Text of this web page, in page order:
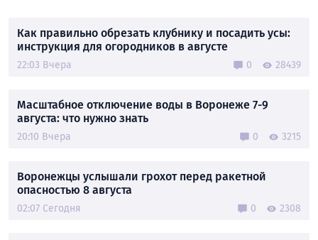
Как правильно обрезать клубнику и посадить усы:
инструкция для огородников в августе
22:03 Вчера 0 28439
Масштабное отключение воды в Воронеже 7-9
августа: что нужно знать
20:10 Вчера 0 3215
Воронежцы услышали грохот перед ракетной
опасностью 8 августа
02:07 Сегодня 0 2308